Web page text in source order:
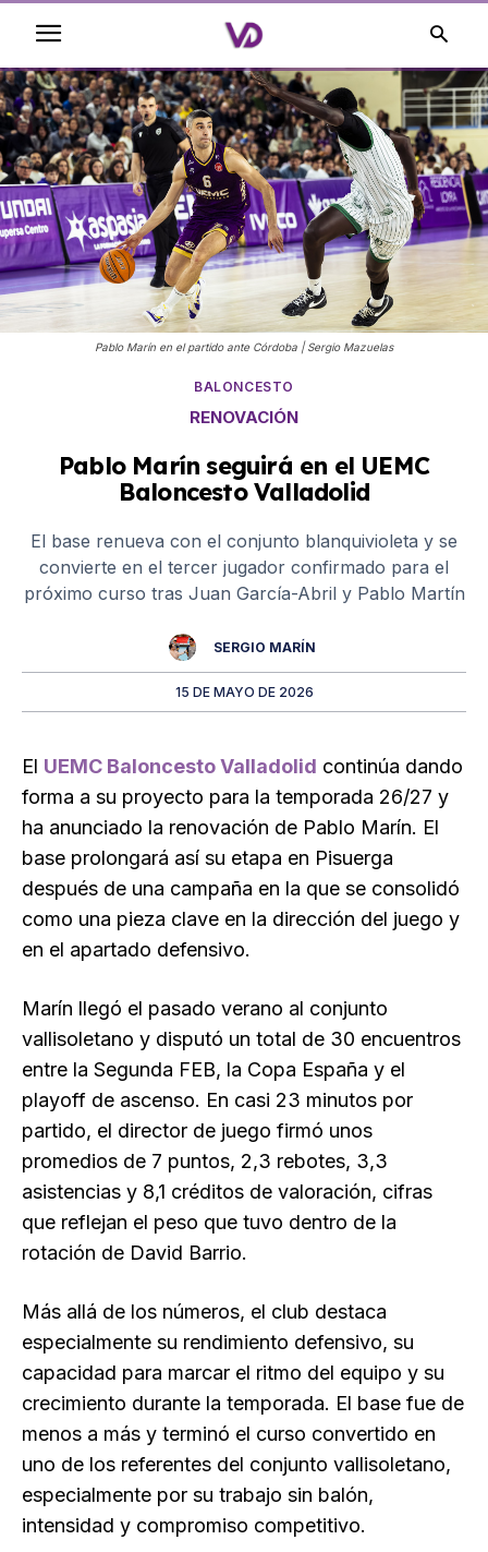
Pablo Marín en el partido ante Córdoba | Sergio Mazuelas
BALONCESTO
RENOVACIÓN
Pablo Marín seguirá en el UEMC
Baloncesto Valladolid
El base renueva con el conjunto blanquivioleta y se
convierte en el tercer jugador confirmado para el
próximo curso tras Juan García-Abril y Pablo Martín
SERGIO MARÍN
15 DE MAYO DE 2026
El UEMC Baloncesto Valladolid continúa dando
forma a su proyecto para la temporada 26/27 y
ha anunciado la renovación de Pablo Marín. El
base prolongará así su etapa en Pisuerga
después de una campaña en la que se consolidó
como una pieza clave en la dirección del juego y
en el apartado defensivo.
Marín llegó el pasado verano al conjunto
vallisoletano y disputó un total de 30 encuentros
entre la Segunda FEB, la Copa España y el
playoff de ascenso. En casi 23 minutos por
partido, el director de juego firmó unos
promedios de 7 puntos, 2,3 rebotes, 3,3
asistencias y 8,1 créditos de valoración, cifras
que reflejan el peso que tuvo dentro de la
rotación de David Barrio.
Más allá de los números, el club destaca
especialmente su rendimiento defensivo, su
capacidad para marcar el ritmo del equipo y su
crecimiento durante la temporada. El base fue de
menos a más y terminó el curso convertido en
uno de los referentes del conjunto vallisoletano,
especialmente por su trabajo sin balón,
intensidad y compromiso competitivo.